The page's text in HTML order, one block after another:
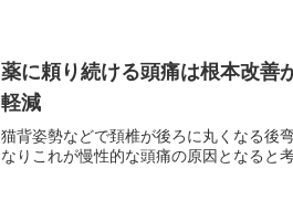
薬に頼り続ける頭痛は根本改善
軽減
猫背姿勢などで頚椎が後ろに丸くなる後
なりこれが慢性的な頭痛の原因となると